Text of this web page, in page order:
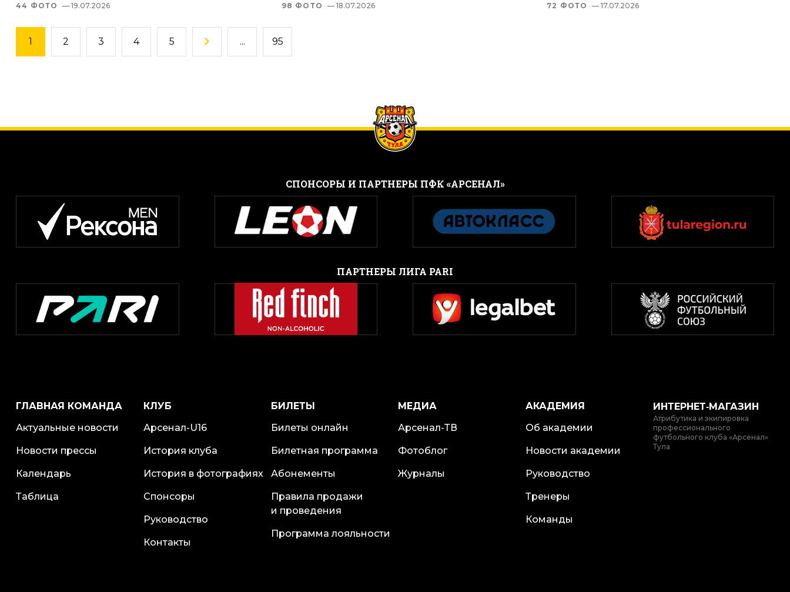
44 ФОТО — 19.07.2026 98 ФОТО — 18.07.2026 72 ФОТО — 17.07.2026
1 2 3 4 5 ... 95
CПОНСОРЫ И ПАРТНЕРЫ ПФК «АРСЕНАЛ»
ПАРТНЕРЫ ЛИГА PARI
ГЛАВНАЯ КОМАНДА
Актуальные новости
Новости прессы
Календарь
Таблица
КЛУБ
Арсенал-U16
История клуба
История в фотографиях
Спонсоры
Руководство
Контакты
БИЛЕТЫ
Билеты онлайн
Билетная программа
Абонементы
Правила продажи
и проведения
Программа лояльности
МЕДИА
Арсенал-ТВ
Фотоблог
Журналы
АКАДЕМИЯ
Об академии
Новости академии
Руководство
Тренеры
Команды
ИНТЕРНЕТ‑МАГАЗИН
Атрибутика и экипировка
профессионального
футбольного клуба «Арсенал»
Тула